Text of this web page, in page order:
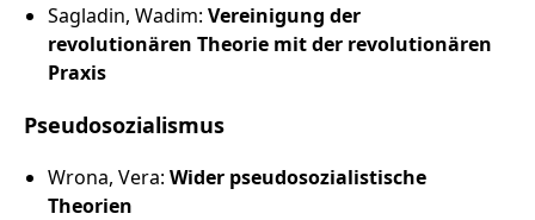
Sagladin, Wadim: Vereinigung der
revolutionären Theorie mit der revolutionären
Praxis
Pseudosozialismus
Wrona, Vera: Wider pseudosozialistische
Theorien